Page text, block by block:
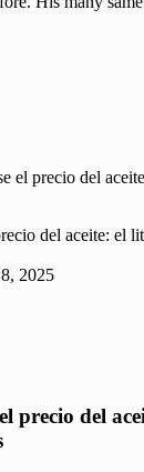
el precio del
2025
precio del